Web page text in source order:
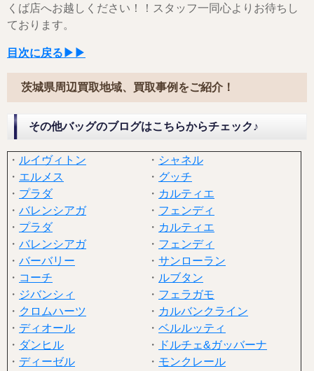
くば店へお越しください！！スタッフ一同心よりお待ちし
ております。
目次に戻る▶▶
茨城県周辺買取地域、買取事例をご紹介！
その他バッグのブログはこちらからチェック♪
・ ルイヴィトン ・ シャネル
・ エルメス ・ グッチ
・ プラダ ・ カルティエ
・ バレンシアガ ・ フェンディ
・ プラダ ・ カルティエ
・ バレンシアガ ・ フェンディ
・ バーバリー ・ サンローラン
・ コーチ ・ ルブタン
・ ジバンシィ ・ フェラガモ
・ クロムハーツ ・ カルバンクライン
・ ディオール ・ ベルルッティ
・ ダンヒル ・
ドルチェ&ガッバーナ
・ ディーゼル ・ モンクレール